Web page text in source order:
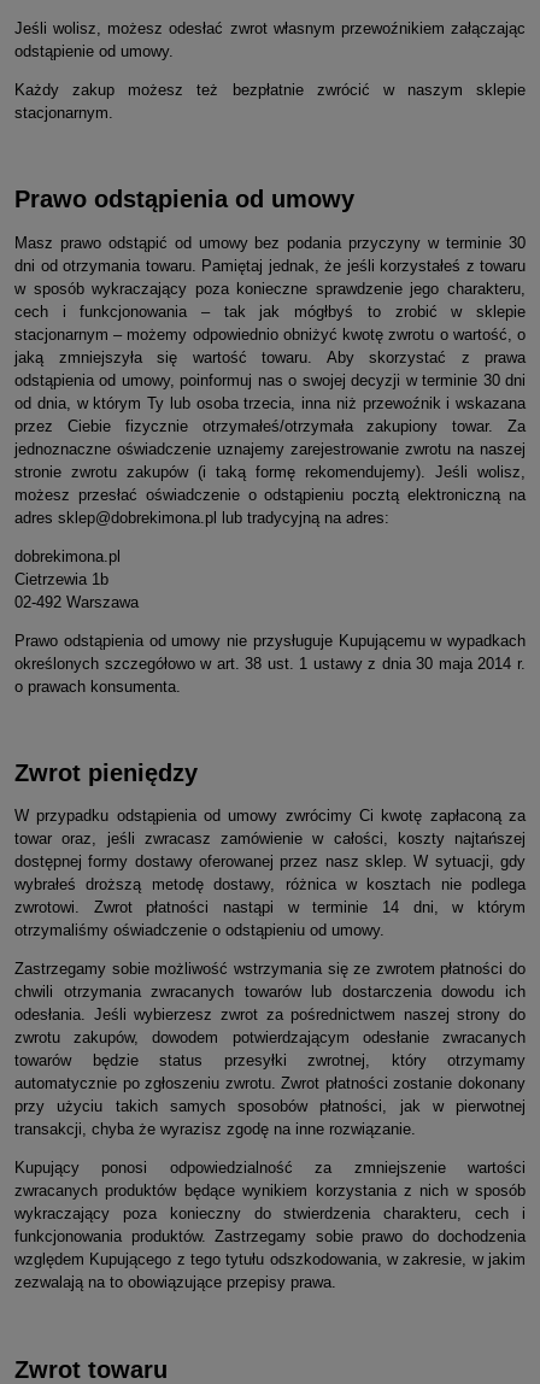
Jeśli wolisz, możesz odesłać zwrot własnym przewoźnikiem załączając
odstąpienie od umowy.
Każdy zakup możesz też bezpłatnie zwrócić w naszym sklepie
stacjonarnym.
Prawo odstąpienia od umowy
Masz prawo odstąpić od umowy bez podania przyczyny w terminie 30
dni od otrzymania towaru. Pamiętaj jednak, że jeśli korzystałeś z towaru
w sposób wykraczający poza konieczne sprawdzenie jego charakteru,
cech i funkcjonowania – tak jak mógłbyś to zrobić w sklepie
stacjonarnym – możemy odpowiednio obniżyć kwotę zwrotu o wartość, o
jaką zmniejszyła się wartość towaru. Aby skorzystać z prawa
odstąpienia od umowy, poinformuj nas o swojej decyzji w terminie 30 dni
od dnia, w którym Ty lub osoba trzecia, inna niż przewoźnik i wskazana
przez Ciebie fizycznie otrzymałeś/otrzymała zakupiony towar. Za
jednoznaczne oświadczenie uznajemy zarejestrowanie zwrotu na naszej
stronie zwrotu zakupów (i taką formę rekomendujemy). Jeśli wolisz,
możesz przesłać oświadczenie o odstąpieniu pocztą elektroniczną na
adres sklep@dobrekimona.pl lub tradycyjną na adres:
dobrekimona.pl
Cietrzewia 1b
02-492 Warszawa
Prawo odstąpienia od umowy nie przysługuje Kupującemu w wypadkach
określonych szczegółowo w art. 38 ust. 1 ustawy z dnia 30 maja 2014 r.
o prawach konsumenta.
Zwrot pieniędzy
W przypadku odstąpienia od umowy zwrócimy Ci kwotę zapłaconą za
towar oraz, jeśli zwracasz zamówienie w całości, koszty najtańszej
dostępnej formy dostawy oferowanej przez nasz sklep. W sytuacji, gdy
wybrałeś droższą metodę dostawy, różnica w kosztach nie podlega
zwrotowi. Zwrot płatności nastąpi w terminie 14 dni, w którym
otrzymaliśmy oświadczenie o odstąpieniu od umowy.
Zastrzegamy sobie możliwość wstrzymania się ze zwrotem płatności do
chwili otrzymania zwracanych towarów lub dostarczenia dowodu ich
odesłania. Jeśli wybierzesz zwrot za pośrednictwem naszej strony do
zwrotu zakupów, dowodem potwierdzającym odesłanie zwracanych
towarów będzie status przesyłki zwrotnej, który otrzymamy
automatycznie po zgłoszeniu zwrotu. Zwrot płatności zostanie dokonany
przy użyciu takich samych sposobów płatności, jak w pierwotnej
transakcji, chyba że wyrazisz zgodę na inne rozwiązanie.
Kupujący ponosi odpowiedzialność za zmniejszenie wartości
zwracanych produktów będące wynikiem korzystania z nich w sposób
wykraczający poza konieczny do stwierdzenia charakteru, cech i
funkcjonowania produktów. Zastrzegamy sobie prawo do dochodzenia
względem Kupującego z tego tytułu odszkodowania, w zakresie, w jakim
zezwalają na to obowiązujące przepisy prawa.
Zwrot towaru